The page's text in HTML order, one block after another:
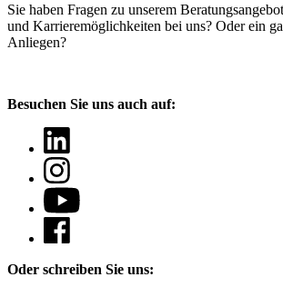
Sie haben Fragen zu unserem
und Karrieremöglichkeiten bei uns? Oder ein
Anliegen?
Besuchen Sie uns auch auf:
Oder schreiben Sie uns: